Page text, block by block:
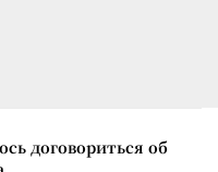
договориться об